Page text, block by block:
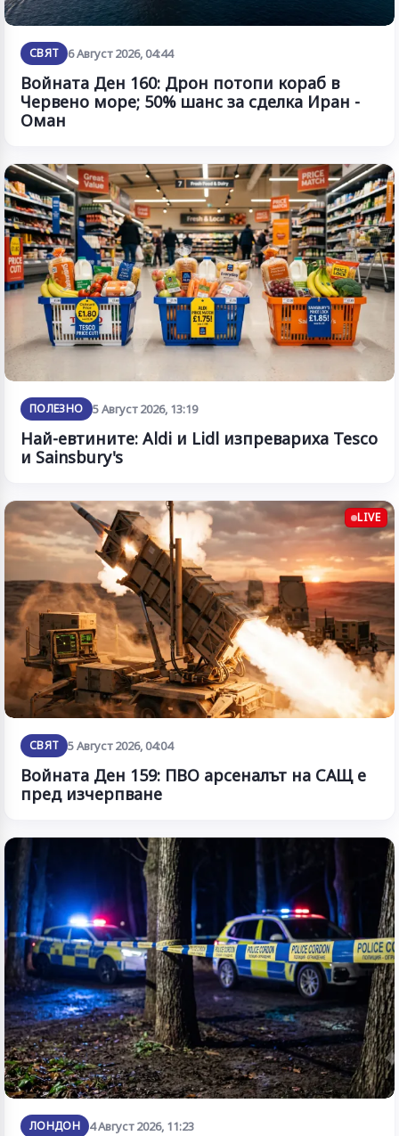
СВЯТ 6 Август 2026, 04:44
Войната Ден 160: Дрон потопи кораб в
Червено море; 50% шанс за сделка Иран -
Оман
ПОЛЕЗНО 5 Август 2026, 13:19
Най-евтините: Aldi и Lidl изпревариха Tesco
и Sainsbury's
LIVE
СВЯТ 5 Август 2026, 04:04
Войната Ден 159: ПВО арсеналът на САЩ е
пред изчерпване
ЛОНДОН 4 Август 2026, 11:23